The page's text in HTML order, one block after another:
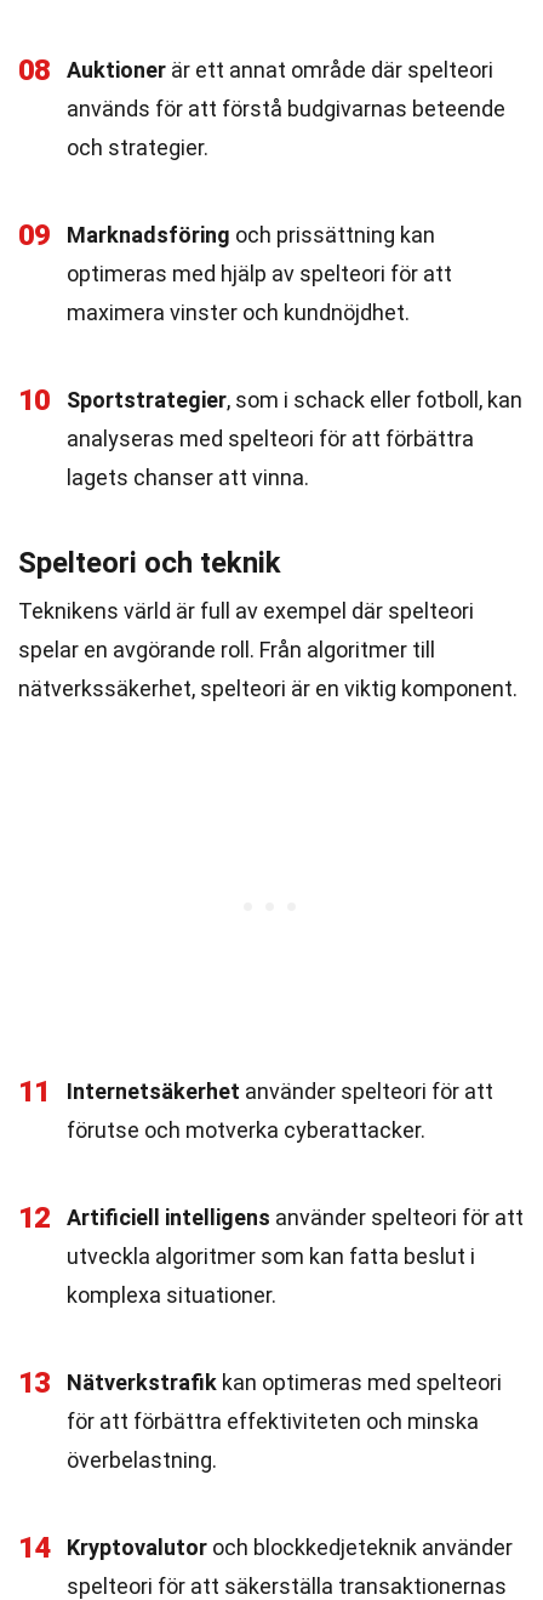
08 Auktioner är ett annat område där spelteori
används för att förstå budgivarnas beteende
och strategier.
09 Marknadsföring och prissättning kan
optimeras med hjälp av spelteori för att
maximera vinster och kundnöjdhet.
10 Sportstrategier, som i schack eller fotboll, kan
analyseras med spelteori för att förbättra
lagets chanser att vinna.
Spelteori och teknik
Teknikens värld är full av exempel där spelteori
spelar en avgörande roll. Från algoritmer till
nätverkssäkerhet, spelteori är en viktig komponent.
11 Internetsäkerhet använder spelteori för att
förutse och motverka cyberattacker.
12 Artificiell intelligens använder spelteori för att
utveckla algoritmer som kan fatta beslut i
komplexa situationer.
13 Nätverkstrafik kan optimeras med spelteori
för att förbättra effektiviteten och minska
överbelastning.
14 Kryptovalutor och blockkedjeteknik använder
spelteori för att säkerställa transaktionernas